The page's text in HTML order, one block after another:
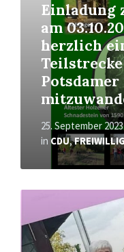
Einladung
am
herzlich
Potsdamer
25. September 2023
in CDU,
Mehr